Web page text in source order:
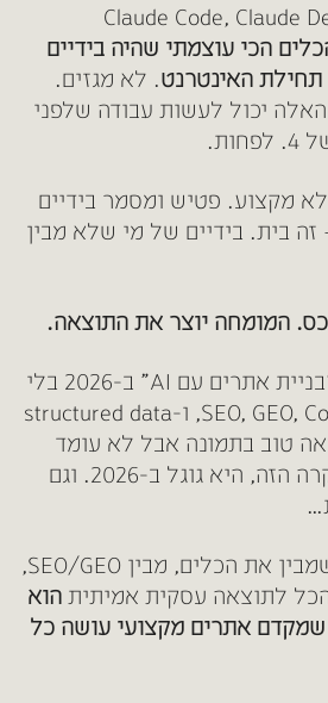
Claude Code, Claude
הכי עוצמתי שהיה בידיים
האינטרנט. לא מגזים.
יכול לעשות עבודה שלפני
מקצוע. פטיש ומסמר בידיים
זה בית. בידיים של מי שלא מבין
המומחה יוצר את התוצאה.
מי שמשכיר שירותי “בניית אתרים עם AI” ב-2026 בלי
להבין SEO, GEO, Core Web Vitals, ו-structured data
טוב בתמונה אבל לא עומד
בסערה. הסערה, במקרה הזה, היא גוגל ב-2026. וגם
ומי שמחפש מישהו שמבין את הכלים, מבין SEO/GEO,
לתוצאה עסקית אמיתית הוא
אתרים מקצועי עושה כל